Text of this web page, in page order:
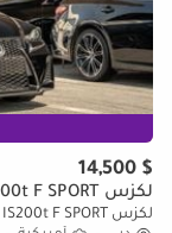
$ 14,500
لكزس IS200t F SPORT
لكزس IS200t F SPORT